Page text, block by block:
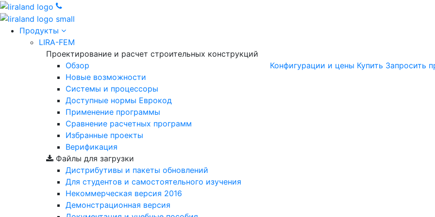
Продукты
LIRA-FEM
Проектирование и расчет строительных конструкций
Обзор
Новые возможности
Cистемы и процессоры
Доступные нормы Еврокод
Применение программы
Сравнение расчетных программ
Избранные проекты
Верификация
Конфигурации и цены Купить Запросить
Файлы для загрузки
Дистрибутивы и пакеты обновлений
Для студентов и самостоятельного изучения
Некоммерческая версия 2016
Демонстрационная версия